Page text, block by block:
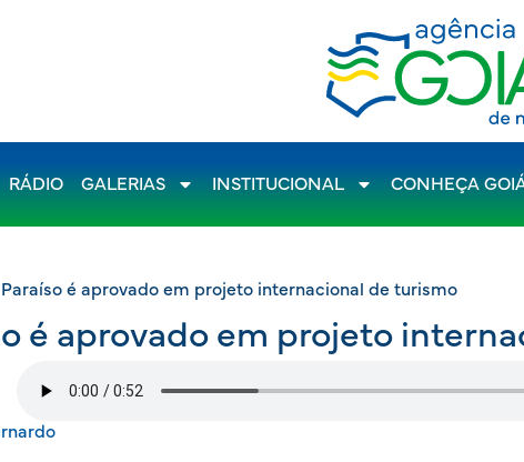
RÁDIO GALERIAS INSTITUCIONAL CONHEÇA
é aprovado em projeto internacional de turismo
é aprovado em projeto